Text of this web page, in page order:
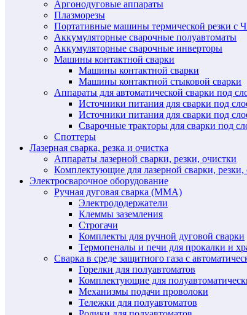
Аргонодуговые аппараты
Плазморезы
Портативные машины термической резки с
Аккумуляторные сварочные полуавтоматы
Аккумуляторные сварочные инверторы
Машины контактной сварки
Машины контактной сварки
Машины контактной стыковой сварки
Аппараты для автоматической сварки под
Источники питания для сварки под
Источники питания для сварки под
Сварочные тракторы для сварки под
Споттеры
Лазерная сварка, резка и очистка
Аппараты лазерной сварки, резки, очистки
Комплектующие для лазерной сварки, резки,
Электросварочное оборудование
Ручная дуговая сварка (MMA)
Электрододержатели
Клеммы заземления
Строгачи
Комплекты для ручной дуговой сварки
Термопеналы и печи для прокалки и
Сварка в среде защитного газа с
Горелки для полуавтоматов
Комплектующие для
Механизмы подачи проволоки
Тележки для полуавтоматов